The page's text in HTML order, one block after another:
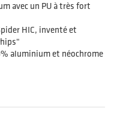
avec un PU à très fort
HIC, inventé et
aluminium et néochrome